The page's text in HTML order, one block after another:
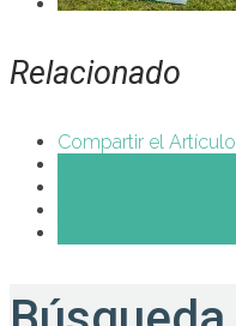
Relacionado
Compartir el Artículo